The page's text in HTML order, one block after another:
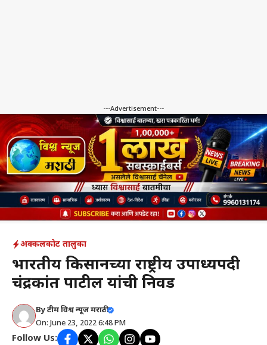
---Advertisement---
अक्कलकोट तालुका
भारतीय किसानच्या राष्ट्रीय उपाध्यक्षपदी
चंद्रकांत पाटील यांची निवड
Byटीम विश्व न्यूज मराठी
On: June 23, 2022 6:48 PM
Follow Us: